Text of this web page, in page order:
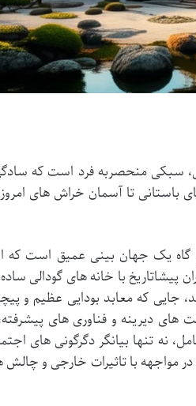
سبکی منحصربه فرد است که
باستانی تا آسمان خراش های امروز،
گاه یک جهان بینی عمیق است که
پیشاتاریخ با خانه های گودالی
جایی که معابد بودایی عظیم و
دیرینه و فناوری های
نه تنها بیانگر دگرگونی های
مواجهه با تاثیرات خارجی و